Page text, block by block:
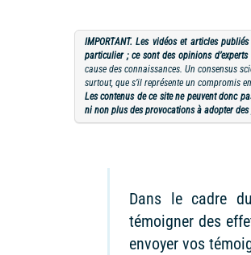
IMPORTANT. Les vidéos et articles
particulier ; ce sont des opinions
cause des connaissances. Un consensus
surtout, que s’il représente un compromis
Les contenus de ce site ne peuvent donc
ni non plus des provocations à adopter
Dans le cadre
témoigner des
envoyer vos